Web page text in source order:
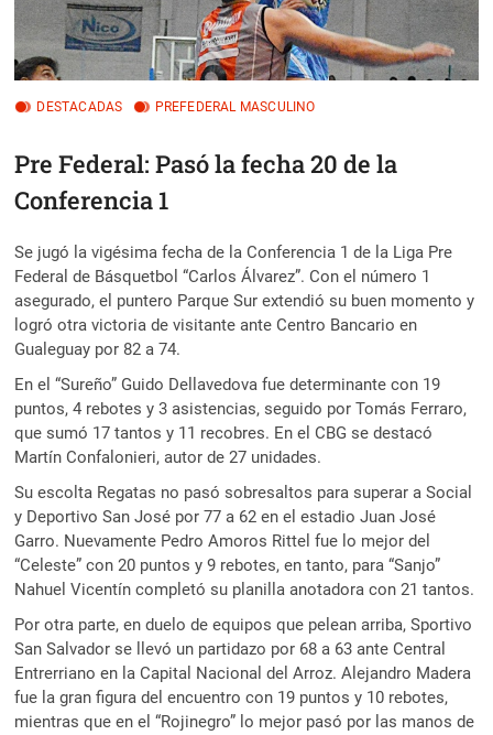
DESTACADAS PREFEDERAL MASCULINO
Pre Federal: Pasó la fecha 20 de la
Conferencia 1
Se jugó la vigésima fecha de la Conferencia 1 de la Liga Pre
Federal de Básquetbol “Carlos Álvarez”. Con el número 1
asegurado, el puntero Parque Sur extendió su buen momento y
logró otra victoria de visitante ante Centro Bancario en
Gualeguay por 82 a 74.
En el “Sureño” Guido Dellavedova fue determinante con 19
puntos, 4 rebotes y 3 asistencias, seguido por Tomás Ferraro,
que sumó 17 tantos y 11 recobres. En el CBG se destacó
Martín Confalonieri, autor de 27 unidades.
Su escolta Regatas no pasó sobresaltos para superar a Social
y Deportivo San José por 77 a 62 en el estadio Juan José
Garro. Nuevamente Pedro Amoros Rittel fue lo mejor del
“Celeste” con 20 puntos y 9 rebotes, en tanto, para “Sanjo”
Nahuel Vicentín completó su planilla anotadora con 21 tantos.
Por otra parte, en duelo de equipos que pelean arriba, Sportivo
San Salvador se llevó un partidazo por 68 a 63 ante Central
Entrerriano en la Capital Nacional del Arroz. Alejandro Madera
fue la gran figura del encuentro con 19 puntos y 10 rebotes,
mientras que en el “Rojinegro” lo mejor pasó por las manos de